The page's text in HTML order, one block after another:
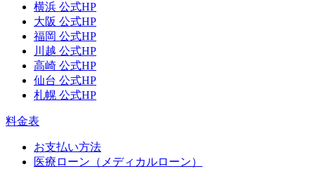
横浜 公式HP
大阪 公式HP
福岡 公式HP
川越 公式HP
高崎 公式HP
仙台 公式HP
札幌 公式HP
料金表
お支払い方法
医療ローン（メディカルローン）